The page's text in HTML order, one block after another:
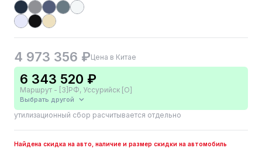
4 973 356 ₽Цена в Китае
6 343 520 ₽
Маршрут - [3]РФ, Уссурийск [О]
Выбрать другой
утилизационный сбор расчитывается отдельно
Найдена скидка на авто, наличие и размер скидки на автомобиль